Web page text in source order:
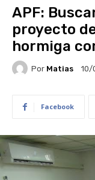
APF:
proyecto
hormiga
Por Matias 10/
Facebook